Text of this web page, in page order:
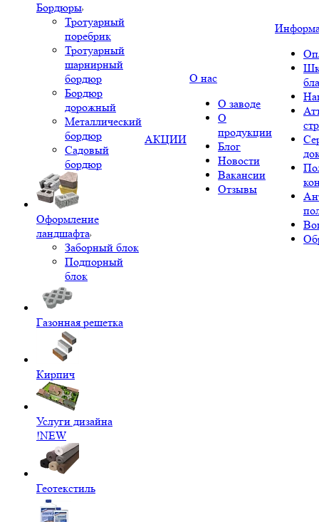
Бордюры
Тротуарный
поребрик
Тротуарный
шарнирный
бордюр
Бордюр
дорожный
Металлический
бордюр
Садовый
бордюр
Оформление
ландшафта
Заборный блок
Подпорный
блок
Газонная решетка
Кирпич
Услуги дизайна
!NEW
Геотекстиль
АКЦИИ
О нас
О заводе
О
продукции
Блог
Новости
Вакансии
Отзывы